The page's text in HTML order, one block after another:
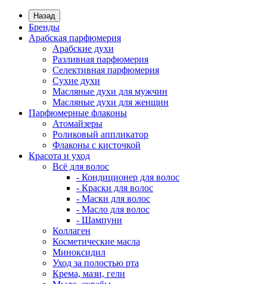
Назад
Бренды
Арабская парфюмерия
Арабские духи
Разливная парфюмерия
Селективная парфюмерия
Сухие духи
Масляные духи для мужчин
Масляные духи для женщин
Парфюмерные флаконы
Атомайзеры
Роликовый аппликатор
Флаконы с кисточкой
Красота и уход
Всё для волос
- Кондиционер для волос
- Краски для волос
- Маски для волос
- Масло для волос
- Шампуни
Коллаген
Косметические масла
Миноксидил
Уход за полостью рта
Крема, мази, гели